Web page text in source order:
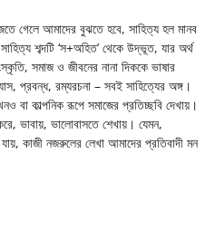
গেলে আমাদের বুঝতে হবে, সাহিত্য হল মানব
শব্দটি ‘স+অহিত’ থেকে উদ্ভূত, যার অর্থ
সমাজ ও জীবনের নানা দিককে ভাষার
প্রবন্ধ, রম্যরচনা – সবই সাহিত্যের অঙ্গ।
বা কাল্পনিক রূপে সমাজের প্রতিচ্ছবি দেখায়।
ভাবায়, ভালোবাসতে শেখায়। যেমন,
কাজী নজরুলের লেখা আমাদের প্রতিবাদী মন